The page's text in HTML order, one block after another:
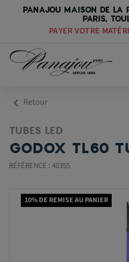
PANAJOU MAISON DE LA
PARIS,
PAYER VOTRE
chevron_left Retour
TUBES LED
GODOX TL60
RÉFÉRENCE : 40355
10% DE REMISE AU PANIER